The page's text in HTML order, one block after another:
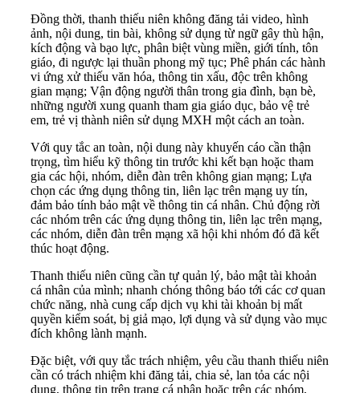
Đồng thời, thanh thiếu niên không đăng tải video, hình
ảnh, nội dung, tin bài, không sử dụng từ ngữ gây thù hận,
kích động và bạo lực, phân biệt vùng miền, giới tính, tôn
giáo, đi ngược lại thuần phong mỹ tục; Phê phán các hành
vi ứng xử thiếu văn hóa, thông tin xấu, độc trên không
gian mạng; Vận động người thân trong gia đình, bạn bè,
những người xung quanh tham gia giáo dục, bảo vệ trẻ
em, trẻ vị thành niên sử dụng MXH một cách an toàn.
Với quy tắc an toàn, nội dung này khuyến cáo cần thận
trọng, tìm hiểu kỹ thông tin trước khi kết bạn hoặc tham
gia các hội, nhóm, diễn đàn trên không gian mạng; Lựa
chọn các ứng dụng thông tin, liên lạc trên mạng uy tín,
đảm bảo tính bảo mật về thông tin cá nhân. Chủ động rời
các nhóm trên các ứng dụng thông tin, liên lạc trên mạng,
các nhóm, diễn đàn trên mạng xã hội khi nhóm đó đã kết
thúc hoạt động.
Thanh thiếu niên cũng cần tự quản lý, bảo mật tài khoản
cá nhân của mình; nhanh chóng thông báo tới các cơ quan
chức năng, nhà cung cấp dịch vụ khi tài khoản bị mất
quyền kiểm soát, bị giả mạo, lợi dụng và sử dụng vào mục
đích không lành mạnh.
Đặc biệt, với quy tắc trách nhiệm, yêu cầu thanh thiếu niên
cần có trách nhiệm khi đăng tải, chia sẻ, lan tỏa các nội
dung, thông tin trên trang cá nhân hoặc trên các nhóm,